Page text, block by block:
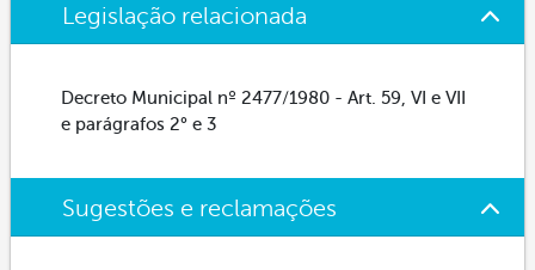
Legislação relacionada
Decreto Municipal nº 2477/1980 - Art. 59, VI e VII
e parágrafos 2° e 3
Sugestões e reclamações